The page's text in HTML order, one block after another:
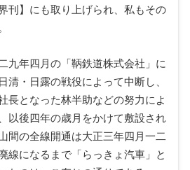
刊】にも取り上げられ、私もその
九年四月の「鞆鉄道株式会社」に
清・日露の戦役によって中断し、
長となった林半助などの努力によ
以後四年の歳月をかけて敷設され
間の全線開通は大正三年四月一二
線になるまで「らっきょ汽車」と